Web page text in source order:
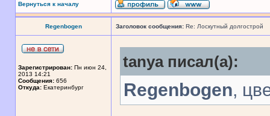
Вернуться к началу
Regenbogen Заголовок сообщения: Re: Лоскутный долгострой
Зарегистрирован: Пн июн 24,
2013 14:21
Сообщения: 656
Откуда: Екатеринбург
tanya писал(а):
Regenbogen,